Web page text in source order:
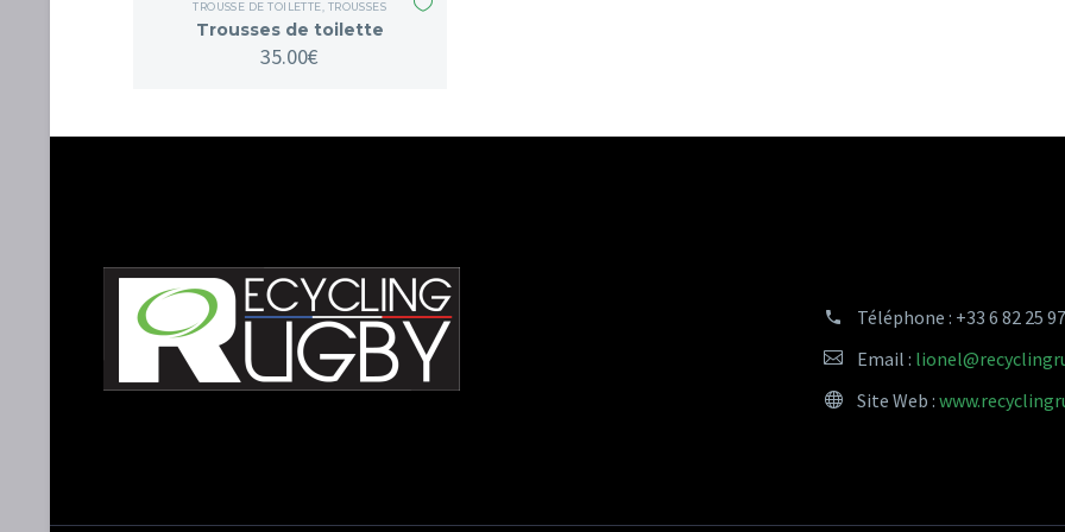
TROUSSE DE TOILETTE TROUSSES
Trousses de toilette
35.00€
Téléphone : +33 6 82 25
Email :
Site Web :